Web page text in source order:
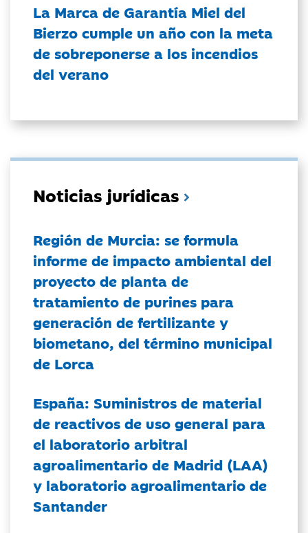
La Marca de Garantía Miel del
Bierzo cumple un año con la meta
de sobreponerse a los incendios
del verano
Noticias jurídicas
Región de Murcia: se formula
informe de impacto ambiental del
proyecto de planta de
tratamiento de purines para
generación de fertilizante y
biometano, del término municipal
de Lorca
España: Suministros de material
de reactivos de uso general para
el laboratorio arbitral
agroalimentario de Madrid (LAA)
y laboratorio agroalimentario de
Santander